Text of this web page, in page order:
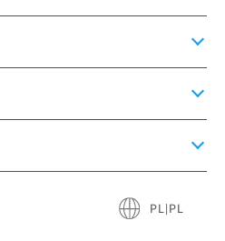
PL|PL